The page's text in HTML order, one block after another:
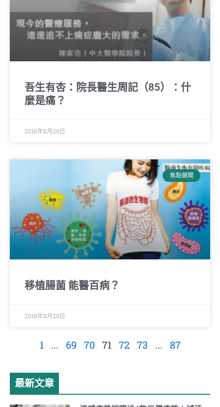
吾生有杏：院長醫生周記（85）：什
麼是痛？
2018年8月20日
焦點健聞
移植腸菌 能醫百病？
2018年8月20日
1 ... 69 70 71 72 73 ... 87
最新文章